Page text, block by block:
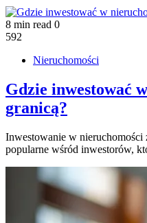
8 min read 0
592
Nieruchomości
Gdzie inwestować
granicą?
Inwestowanie w nieruchomości
popularne wśród inwestorów,